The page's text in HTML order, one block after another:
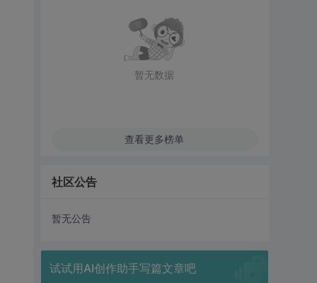
暂无数据
查看更多榜单
社区公告
暂无公告
试试用AI创作助手写篇文章吧